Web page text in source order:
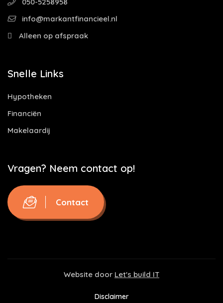
info@markantfinancieel.nl
Alleen op afspraak
Snelle Links
Hypotheken
Financiën
Makelaardij
Vragen? Neem contact op!
Contact
Website door Let's build IT
Disclaimer